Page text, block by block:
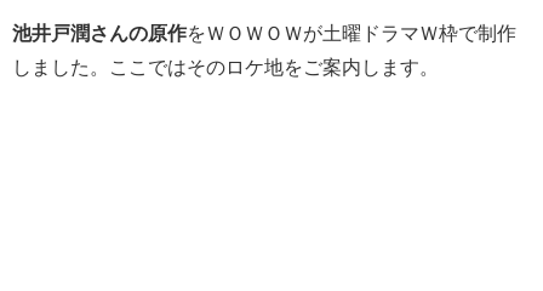
池井戸潤さんの原作をＷＯＷＯＷが土曜ドラマＷ枠で制作
しました。ここではそのロケ地をご案内します。